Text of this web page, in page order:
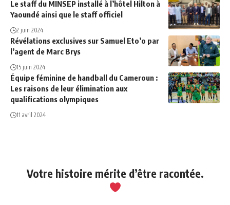
Le staff du MINSEP installé à l’hôtel Hilton à
Yaoundé ainsi que le staff officiel
2 juin 2024
Révélations exclusives sur Samuel Eto’o par
l’agent de Marc Brys
15 juin 2024
Équipe féminine de handball du Cameroun :
Les raisons de leur élimination aux
qualifications olympiques
11 avril 2024
Votre histoire mérite d’être racontée.